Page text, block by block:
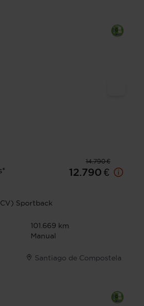
14.790 €
12.790 €
Sportback
101.669 km
Manual
Santiago de Compostela